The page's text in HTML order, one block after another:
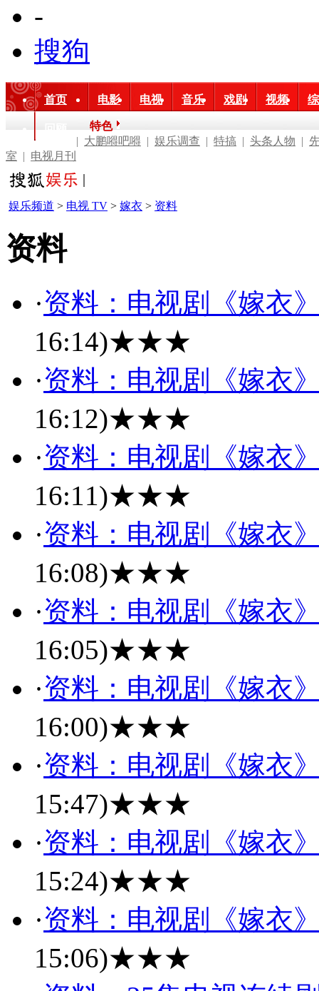
-
搜狗
首页 电影 电视 音乐 戏剧 视频
特色
| 大鹏嘚吧嘚 | 娱乐调查 | 特搞 | 头条人物 |
室 | 电视月刊
娱乐频道 > 电视 TV > 嫁衣 > 资料
资料
·资料：电视剧《嫁衣
16:14)★★★
·资料：电视剧《嫁衣
16:12)★★★
·资料：电视剧《嫁衣
16:11)★★★
·资料：电视剧《嫁衣
16:08)★★★
·资料：电视剧《嫁衣
16:05)★★★
·资料：电视剧《嫁衣
16:00)★★★
·资料：电视剧《嫁衣
15:47)★★★
·资料：电视剧《嫁衣
15:24)★★★
·资料：电视剧《嫁衣
15:06)★★★